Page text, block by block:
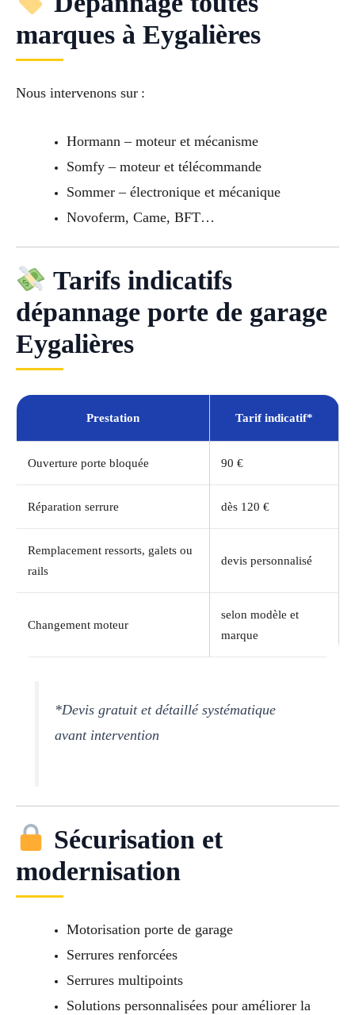
marques à Eygalières
Nous intervenons sur :
Hormann – moteur et mécanisme
Somfy – moteur et télécommande
Sommer – électronique et mécanique
Novoferm, Came, BFT…
Tarifs indicatifs
dépannage porte de garage
Eygalières
Prestation Tarif indicatif*
Ouverture porte bloquée 90 €
Réparation serrure dès 120 €
Remplacement ressorts, galets ou
rails
devis personnalisé
Changement moteur
selon modèle et
marque
*Devis gratuit et détaillé systématique
avant intervention
Sécurisation et
modernisation
Motorisation porte de garage
Serrures renforcées
Serrures multipoints
Solutions personnalisées pour améliorer la